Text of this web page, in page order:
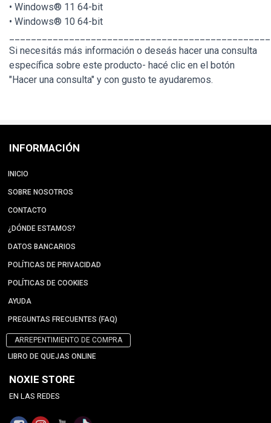
• Windows® 11 64-bit
• Windows® 10 64-bit
Si necesitás más información o deseás hacer una consulta
específica sobre este producto- hacé clic en el botón
"Hacer una consulta" y con gusto te ayudaremos.
INFORMACIÓN
INICIO
SOBRE NOSOTROS
CONTACTO
¿DÓNDE ESTAMOS?
DATOS BANCARIOS
POLÍTICAS DE PRIVACIDAD
POLÍTICAS DE COOKIES
AYUDA
PREGUNTAS FRECUENTES (FAQ)
ARREPENTIMIENTO DE COMPRA
LIBRO DE QUEJAS ONLINE
NOXIE STORE
EN LAS REDES